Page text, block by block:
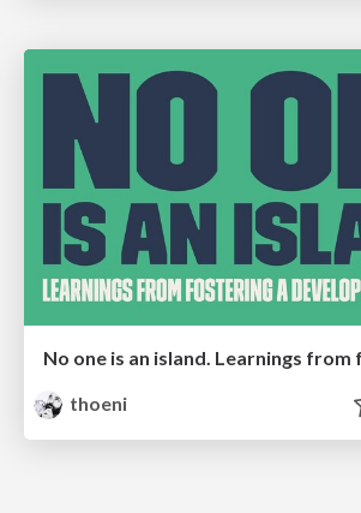
thoeni